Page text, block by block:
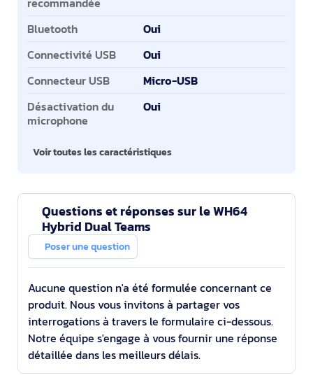
Bluetooth
Oui
Connectivité USB
Oui
Connecteur USB
Micro-USB
Désactivation du
microphone
Oui
Voir toutes les caractéristiques
Questions et réponses sur le WH64
Hybrid Dual Teams
Poser une question
Aucune question n'a été formulée concernant ce
produit. Nous vous invitons à partager vos
interrogations à travers le formulaire ci-dessous.
Notre équipe s'engage à vous fournir une réponse
détaillée dans les meilleurs délais.